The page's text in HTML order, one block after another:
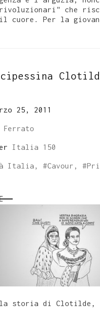
che
cuore. Per la
25, 2011
Ferrato
Italia 150
Italia , #Cavour , #
la storia di